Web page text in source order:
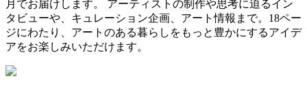
月でお届けします。 アーティストの制作や思考に迫るイン
タビューや、キュレーション企画、アート情報まで。18ペー
ジにわたり、アートのある暮らしをもっと豊かにするアイデ
アをお楽しみいただけます。